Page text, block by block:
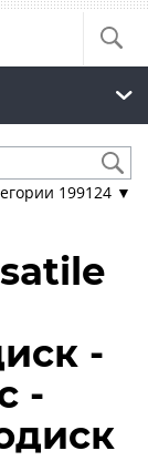
199124 ▼
-
-